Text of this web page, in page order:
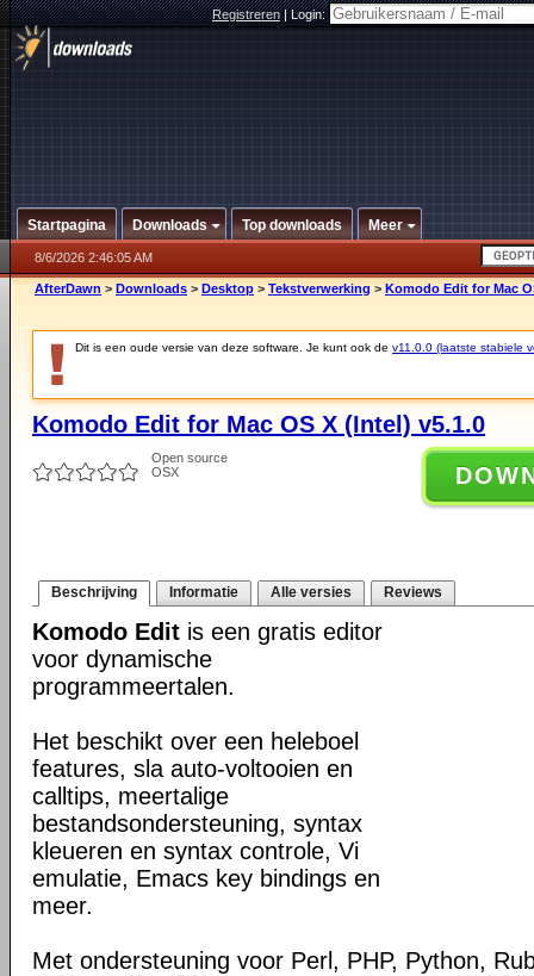
Registreren|Login:
Startpagina Downloads Top downloads Meer
8/6/2026 2:46:05 AM
AfterDawn > Downloads > Desktop > Tekstverwerking > Komodo Edit for Mac
Dit is een oude versie van deze software. Je kunt ook de v11.0.0 (laatste stabiele
Komodo Edit for Mac OS X (Intel) v5.1.0
Open source
OSX
Beschrijving Informatie Alle versies Reviews
Komodo Edit is een gratis editor
voor dynamische
programmeertalen.
Het beschikt over een heleboel
features, sla auto-voltooien en
calltips, meertalige
bestandsondersteuning, syntax
kleueren en syntax controle, Vi
emulatie, Emacs key bindings en
meer.
Met ondersteuning voor Perl, PHP, Python,